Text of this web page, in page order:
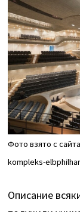
Фото взято с
kompleks-
Описание